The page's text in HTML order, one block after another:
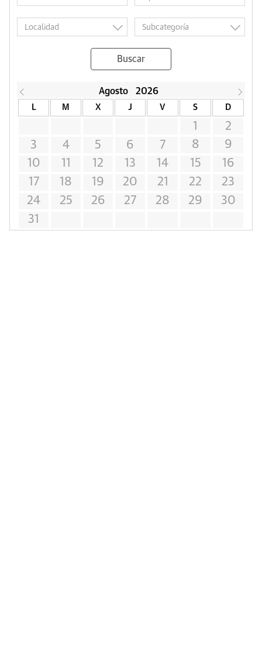
Buscar
Agosto 2026
L M X J V S D
1
2
3
4 5 6 7 8
9
10
11 12 13 14 15
16
17
18 19 20 21 22
23
24
25 26 27 28 29
30
31